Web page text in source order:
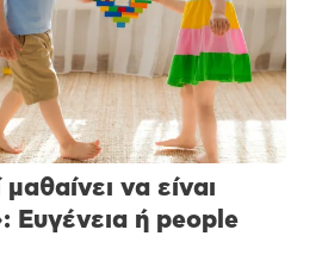
να είναι
Ευγένεια ή people